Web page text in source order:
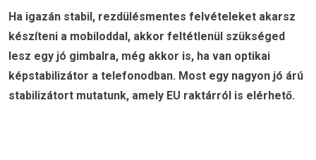
Ha igazán stabil, rezdülésmentes felvételeket akarsz
készíteni a mobiloddal, akkor feltétlenül szükséged
lesz egy jó gimbalra, még akkor is, ha van optikai
képstabilizátor a telefonodban. Most egy nagyon jó árú
stabilizátort mutatunk, amely EU raktárról is elérhető.